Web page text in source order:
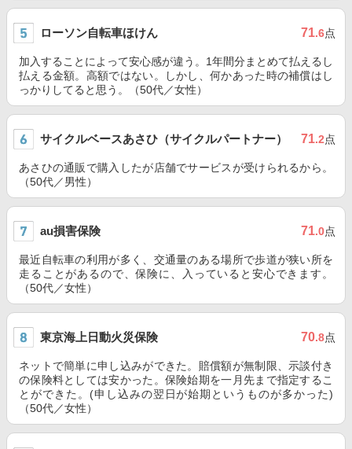
ローソン自転車ほけん 71.6点
加入することによって安心感が違う。1年間分まとめて払えるし
払える金額。高額ではない。しかし、何かあった時の補償はし
っかりしてると思う。（50代／女性）
サイクルベースあさひ（サイクルパートナー） 71.2点
あさひの通販で購入したが店舗でサービスが受けられるから。
（50代／男性）
au損害保険 71.0点
最近自転車の利用が多く、交通量のある場所で歩道が狭い所を
走ることがあるので、保険に、入っていると安心できます。
（50代／女性）
東京海上日動火災保険 70.8点
ネットで簡単に申し込みができた。賠償額が無制限、示談付き
の保険料としては安かった。保険始期を一月先まで指定するこ
とができた。(申し込みの翌日が始期というものが多かった)
（50代／女性）